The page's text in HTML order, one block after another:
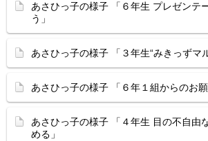
あさひっ子の様子 「６年生 プレゼンテ
う」
あさひっ子の様子 「３年生“みきっずマ
あさひっ子の様子 「６年１組からのお願
あさひっ子の様子 「４年生 目の不自由
める」